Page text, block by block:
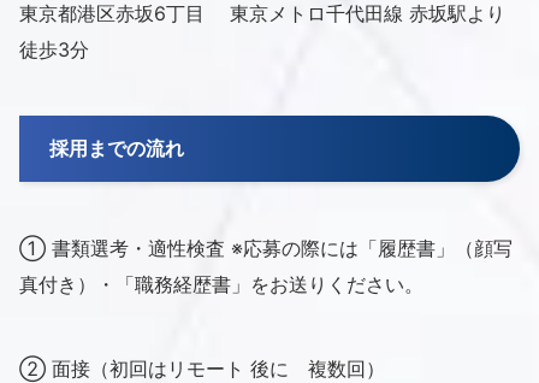
東京都港区赤坂6丁目 東京メトロ千代田線 赤坂駅より
徒歩3分
採用までの流れ
① 書類選考・適性検査 ※応募の際には「履歴書」（顔写
真付き）・「職務経歴書」をお送りください。
② 面接（初回はリモート 後に 複数回）